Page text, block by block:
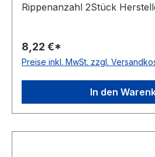
Rippenanzahl 2Stück
8,22 €*
Preise inkl. MwSt. zzgl.
In den